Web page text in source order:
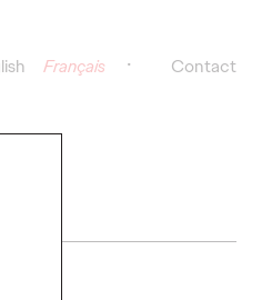
Contact
Français